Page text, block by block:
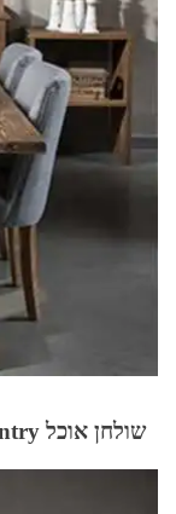
שולחן אוכל Country בעיצוב כפרי